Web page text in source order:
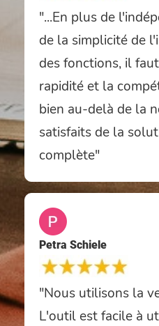
"...En plus de
de la simplicité de
des fonctions, il
rapidité et la
bien au-delà de la
satisfaits de la
complète"
Petra Schiele
"Nous utilisons la
L'outil est facile à